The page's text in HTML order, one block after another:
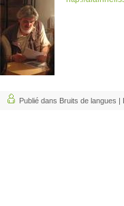
Publié dans Bruits de langues |